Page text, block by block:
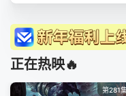
正在热映🔥
第281